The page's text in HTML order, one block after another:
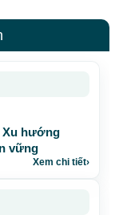
Xu hướng
vững
Xem chi tiết›